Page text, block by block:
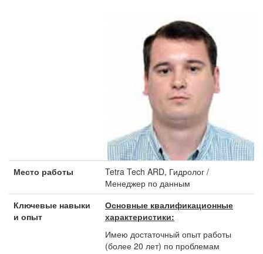
Место работы
Tetra Tech ARD, Гидролог /
Менеджер по данным
Ключевые навыки
и опыт
Основные квалификационные
характеристики:
Имею достаточный опыт работы
(более 20 лет) по проблемам